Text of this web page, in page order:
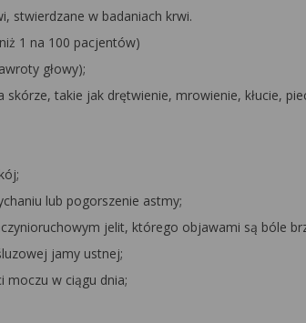
stwierdzane w badaniach krwi.
1 na 100 pacjentów)
głowy);
skórze, takie jak drętwienie, mrowienie, kłucie,
lub pogorszenie astmy;
jelit, którego objawami są bóle
jamy ustnej;
moczu w ciągu dnia;